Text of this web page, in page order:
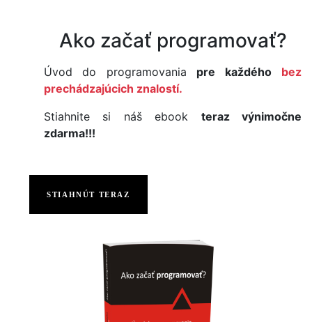
Ako začať programovať?
Úvod do programovania pre každého
bez
prechádzajúcich znalostí.
Stiahnite si náš ebook teraz výnimočne
zdarma!!!
STIAHNÚT TERAZ